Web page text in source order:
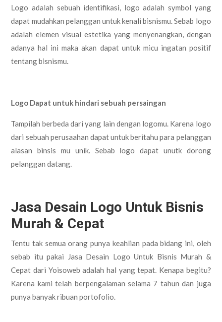
Logo adalah sebuah identifikasi, logo adalah symbol yang
dapat mudahkan pelanggan untuk kenali bisnismu. Sebab logo
adalah elemen visual estetika yang menyenangkan, dengan
adanya hal ini maka akan dapat untuk micu ingatan positif
tentang bisnismu.
Logo Dapat untuk hindari sebuah persaingan
Tampilah berbeda dari yang lain dengan logomu. Karena logo
dari sebuah perusaahan dapat untuk beritahu para pelanggan
alasan binsis mu unik. Sebab logo dapat unutk dorong
pelanggan datang.
Jasa Desain Logo Untuk Bisnis
Murah & Cepat
Tentu tak semua orang punya keahlian pada bidang ini, oleh
sebab itu pakai Jasa Desain Logo Untuk Bisnis Murah &
Cepat dari Yoisoweb adalah hal yang tepat. Kenapa begitu?
Karena kami telah berpengalaman selama 7 tahun dan juga
punya banyak ribuan portofolio.